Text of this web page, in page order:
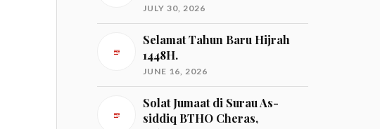
JULY 30, 2026
Selamat Tahun Baru Hijrah
1448H.
JUNE 16, 2026
Solat Jumaat di Surau As-
siddiq BTHO Cheras,